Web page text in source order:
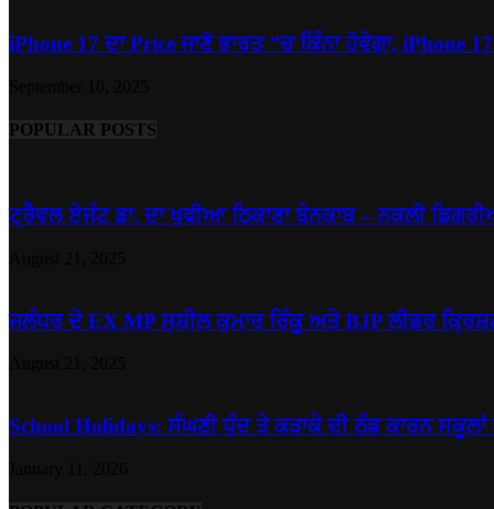
iPhone 17 ਦਾ Price ਜਾਣੋ ਭਾਰਤ ”ਚ ਕਿੰਨਾ ਹੋਵੇਗਾ, iPhone
POPULAR POSTS
ਟ੍ਰੈਵਲ ਏਜੰਟ ਡਾ. ਦਾ ਖੁਫੀਆ ਠਿਕਾਣਾ ਬੇਨਕਾਬ – ਨਕਲੀ
ਜਲੰਧਰ ਦੇ EX MP ਸੁਸ਼ੀਲ ਕੁਮਾਰ ਰਿੰਕੂ ਅਤੇ BJP ਲੀਡਰ
School Holidays: ਸੰਘਣੀ ਧੁੰਦ ਤੇ ਕੜਾਕੇ ਦੀ ਠੰਡ ਕਾਰਨ